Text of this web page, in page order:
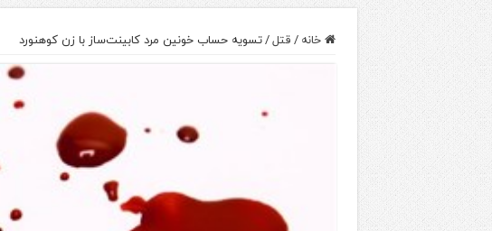
خانه /قتل/تسویه حساب خونین مرد کابینت‌ساز با زن کوهنورد